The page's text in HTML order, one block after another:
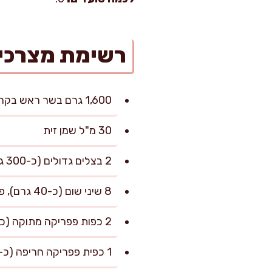
רשימת
1,600 גרם בשר ראש בקר (לחיים וחתיכות ראש נקיות, חתוך לקוביות של 4–5 ס"מ)
30 מ"ל שמן זית
2 בצלים גדולים (כ-300 גרם), פרוסים לחצי טבעות
8 שיני שום (כ-40 גרם), פרוסות
2 כפות פפריקה מתוקה (כ-16 גרם)
1 כפית פפריקה חריפה (כ-3 גרם), לפי הטעם